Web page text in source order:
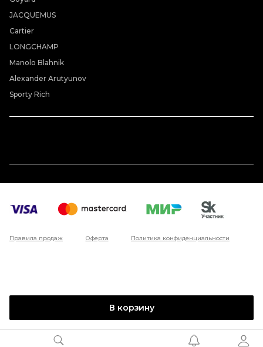
В корзину
JACQUEMUS
Cartier
LONGCHAMP
Manolo Blahnik
Alexander Arutyunov
Sporty Rich
Правила продаж Оферта Политика конфиденциальности